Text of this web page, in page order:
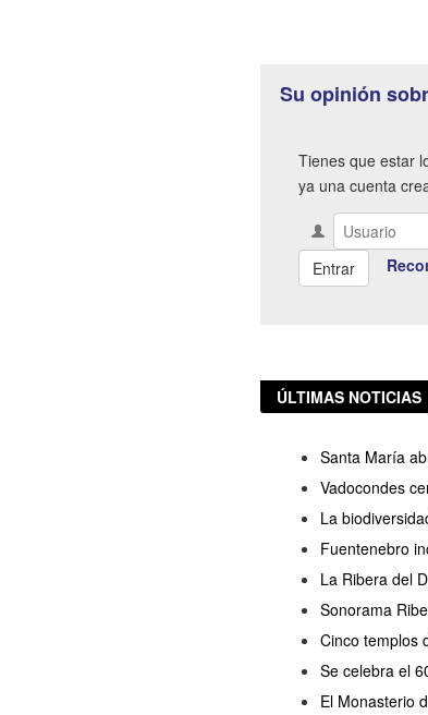
Su opinión
Tienes que estar
ya una cuenta
ÚLTIMAS NOTICIAS
Santa María
Vadocondes
La
Fuentenebro
La Ribera del
Sonorama
Cinco templos
Se celebra el
El Monasterio